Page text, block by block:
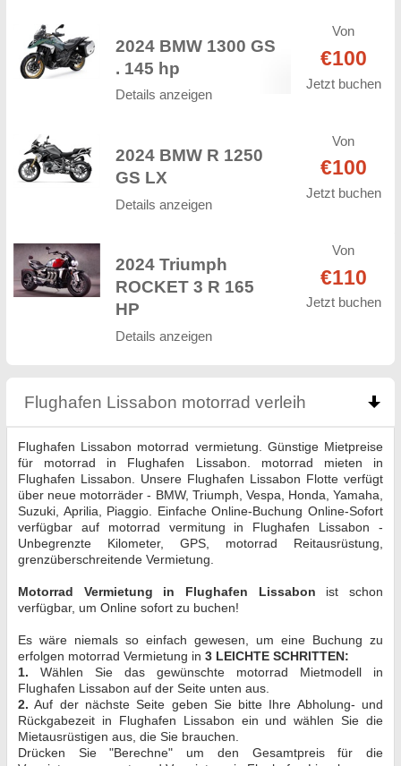
2024 BMW 1300 GS
. 145 hp
Details anzeigen
Von
€100
Jetzt buchen
2024 BMW R 1250
GS LX
Details anzeigen
Von
€100
Jetzt buchen
2024 Triumph
ROCKET 3 R 165
HP
Details anzeigen
Von
€110
Jetzt buchen
Flughafen Lissabon motorrad verleih click to
Flughafen Lissabon motorrad vermietung. Günstige Mietpreise
für motorrad in Flughafen Lissabon. motorrad mieten in
Flughafen Lissabon. Unsere Flughafen Lissabon Flotte verfügt
über neue motorräder - BMW, Triumph, Vespa, Honda, Yamaha,
Suzuki, Aprilia, Piaggio. Einfache Online-Buchung Online-Sofort
verfügbar auf motorrad vermitung in Flughafen Lissabon -
Unbegrenzte Kilometer, GPS, motorrad Reitausrüstung,
grenzüberschreitende Vermietung.
Motorrad Vermietung in Flughafen Lissabon ist schon
verfügbar, um Online sofort zu buchen!
Es wäre niemals so einfach gewesen, um eine Buchung zu
erfolgen motorrad Vermietung in3 LEICHTE SCHRITTEN:
1. Wählen Sie das gewünschte motorrad Mietmodell in
Flughafen Lissabon auf der Seite unten aus.
2. Auf der nächste Seite geben Sie bitte Ihre Abholung- und
Rückgabezeit in Flughafen Lissabon ein und wählen Sie die
Mietausrüstigen aus, die Sie brauchen.
Drücken Sie "Berechne" um den Gesamtpreis für die